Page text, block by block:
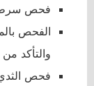
فحص
الفحص
والتأكد
فحص